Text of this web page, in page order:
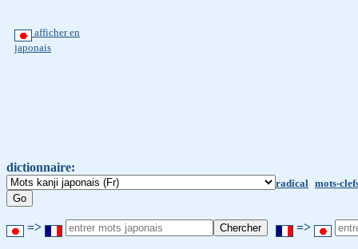
afficher en
japonais
dictionnaire:
radical mots-
=> =>